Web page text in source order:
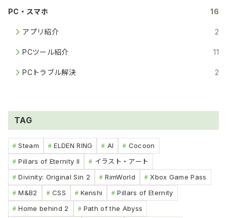
PC・スマホ 16
アプリ紹介 2
PCツール紹介 11
PCトラブル解決 2
TAG
Steam ELDEN RING AI
Cocoon
Pillars of Eternity II
イラスト・アート
Divinity: Original Sin 2
RimWorld
Xbox Game Pass
M&B2
CSS Kenshi
Pillars of Eternity
Home behind 2
Path of the Abyss